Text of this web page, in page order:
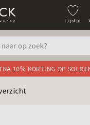
Lijstje
10% KORTING OP